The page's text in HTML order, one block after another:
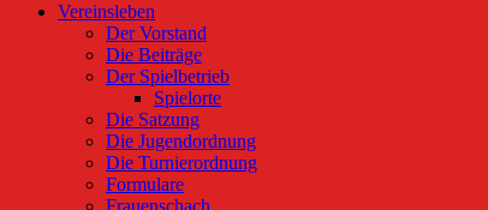
Vereinsleben
Der Vorstand
Die Beiträge
Der Spielbetrieb
Spielorte
Die Satzung
Die Jugendordnung
Die Turnierordnung
Formulare
Frauenschach